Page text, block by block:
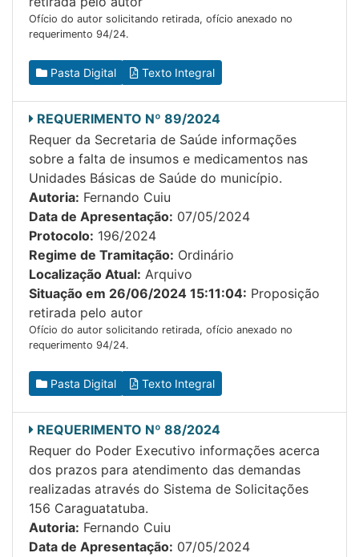
Ofício do autor solicitando retirada, ofício anexado no
requerimento 94/24.
Pasta Digital Texto Integral
REQUERIMENTO Nº 89/2024
Requer da Secretaria de Saúde informações
sobre a falta de insumos e medicamentos nas
Unidades Básicas de Saúde do município.
Autoria: Fernando Cuiu
Data de Apresentação: 07/05/2024
Protocolo: 196/2024
Regime de Tramitação: Ordinário
Localização Atual: Arquivo
Situação em 26/06/2024 15:11:04: Proposição
retirada pelo autor
Ofício do autor solicitando retirada, ofício anexado no
requerimento 94/24.
Pasta Digital Texto Integral
REQUERIMENTO Nº 88/2024
Requer do Poder Executivo informações acerca
dos prazos para atendimento das demandas
realizadas através do Sistema de Solicitações
156 Caraguatatuba.
Autoria: Fernando Cuiu
Data de Apresentação: 07/05/2024